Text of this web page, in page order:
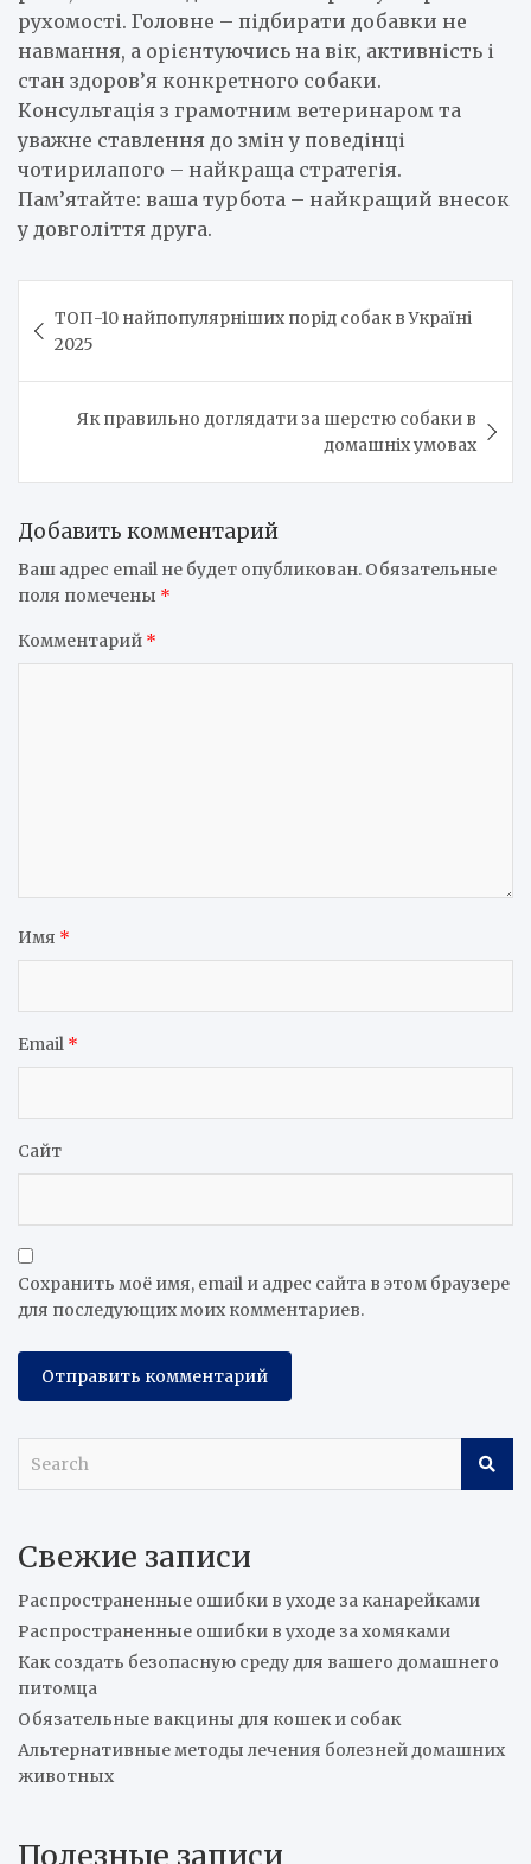
рухомості. Головне – підбирати добавки не
навмання, а орієнтуючись на вік, активність і
стан здоров’я конкретного собаки.
Консультація з грамотним ветеринаром та
уважне ставлення до змін у поведінці
чотирилапого – найкраща стратегія.
Пам’ятайте: ваша турбота – найкращий внесок
у довголіття друга.
по
записям
ТОП-10 найпопулярніших порід собак в Україні
2025
Як правильно доглядати за шерстю собаки в
домашніх умовах
Добавить комментарий
Ваш адрес email не будет опубликован. Обязательные
поля помечены *
Комментарий *
Имя *
Email *
Сайт
Сохранить моё имя, email и адрес сайта в этом браузере
для последующих моих комментариев.
c
Свежие записи
Распространенные ошибки в уходе за канарейками
Распространенные ошибки в уходе за хомяками
Как создать безопасную среду для вашего домашнего
питомца
Обязательные вакцины для кошек и собак
Альтернативные методы лечения болезней домашних
животных
Полезные записи